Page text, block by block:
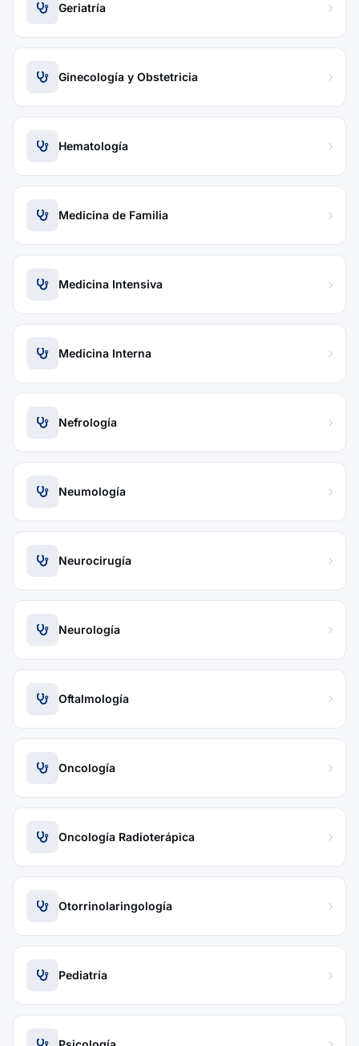
Geriatría
Ginecología y Obstetricia
Hematología
Medicina de Familia
Medicina Intensiva
Medicina Interna
Nefrología
Neumología
Neurocirugía
Neurología
Oftalmología
Oncología
Oncología Radioterápica
Otorrinolaringología
Pediatría